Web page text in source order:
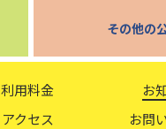
利用料金
お
アクセス お問
その他の